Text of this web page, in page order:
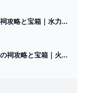
モガワカの祠攻略と宝箱｜水力発電
タダロクンの祠攻略と宝箱｜火と水